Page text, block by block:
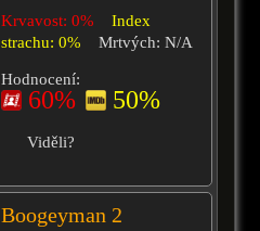
Krvavost: 0%
Index
strachu: 0%
Mrtvých: N/A
Hodnocení:
60% 50%
Viděli?
Boogeyman 2